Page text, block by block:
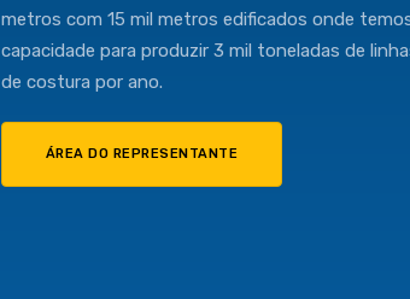
metros com 15 mil metros edificados onde
capacidade para produzir 3 mil toneladas de
de costura por ano.
ÁREA DO REPRESENTANTE